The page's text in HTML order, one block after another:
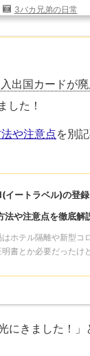
3バカ兄弟の日常
出国カードが
した！
や注意点を別
ートラベル)の登
法や注意点を徹底解
はホテル隔離や新型コ
明書とか必要だったけ
きました！」